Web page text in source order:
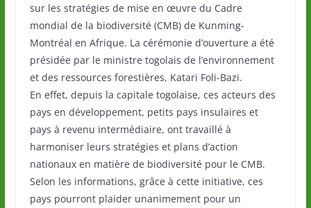
sur les stratégies de mise en œuvre du Cadre
mondial de la biodiversité (CMB) de Kunming-
Montréal en Afrique. La cérémonie d’ouverture a été
présidée par le ministre togolais de l’environnement
et des ressources forestières, Katari Foli-Bazi.
En effet, depuis la capitale togolaise, ces acteurs des
pays en développement, petits pays insulaires et
pays à revenu intermédiaire, ont travaillé à
harmoniser leurs stratégies et plans d’action
nationaux en matière de biodiversité pour le CMB.
Selon les informations, grâce à cette initiative, ces
pays pourront plaider unanimement pour un